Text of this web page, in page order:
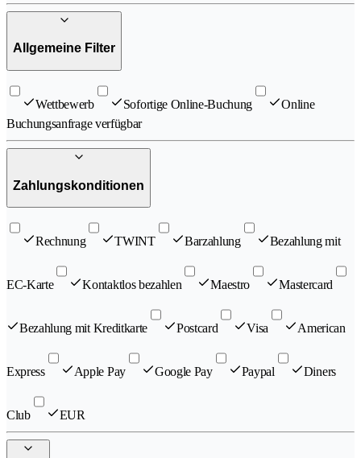
Allgemeine Filter
Wettbewerb Sofortige Online-Buchung
Online
Buchungsanfrage verfügbar
Zahlungskonditionen
Rechnung TWINT Barzahlung Bezahlung mit
EC-Karte Kontaktlos bezahlen Maestro Mastercard
Bezahlung mit Kreditkarte Postcard Visa American
Express Apple Pay Google Pay Paypal Diners
Club EUR